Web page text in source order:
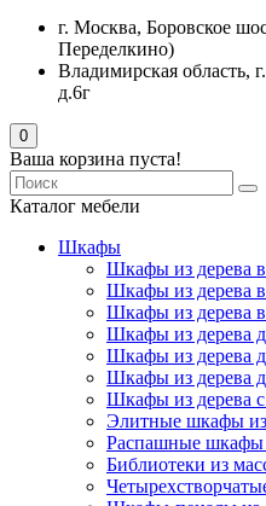
г. Москва, Боровское
Переделкино)
Владимирская область,
д.6г
0
Ваша корзина пуста!
Каталог мебели
Шкафы
Шкафы из дерева
Шкафы из дерева
Шкафы из дерева
Шкафы из дерева
Шкафы из дерева
Шкафы из дерева
Шкафы из дерева с
Элитные шкафы из
Распашные шкафы
Библиотеки из